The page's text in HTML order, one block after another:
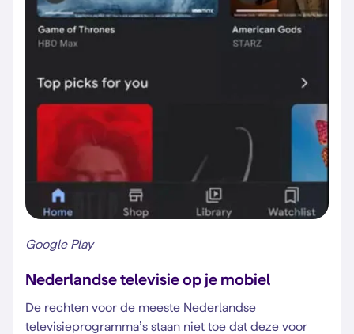
Google Play
Nederlandse televisie op je mobiel
De rechten voor de meeste Nederlandse
televisieprogramma’s staan niet toe dat deze voor